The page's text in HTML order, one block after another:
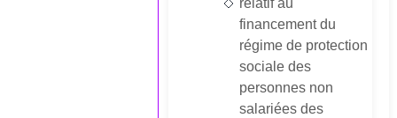
relatif au
financement du
régime de protection
sociale des
personnes non
salariées des